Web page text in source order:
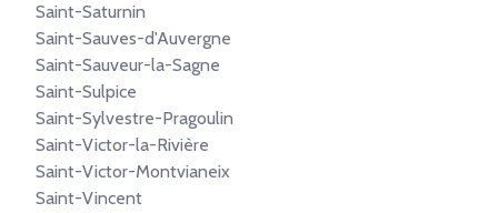
Saint-Saturnin
Saint-Sauves-d'Auvergne
Saint-Sauveur-la-Sagne
Saint-Sulpice
Saint-Sylvestre-Pragoulin
Saint-Victor-la-Rivière
Saint-Victor-Montvianeix
Saint-Vincent